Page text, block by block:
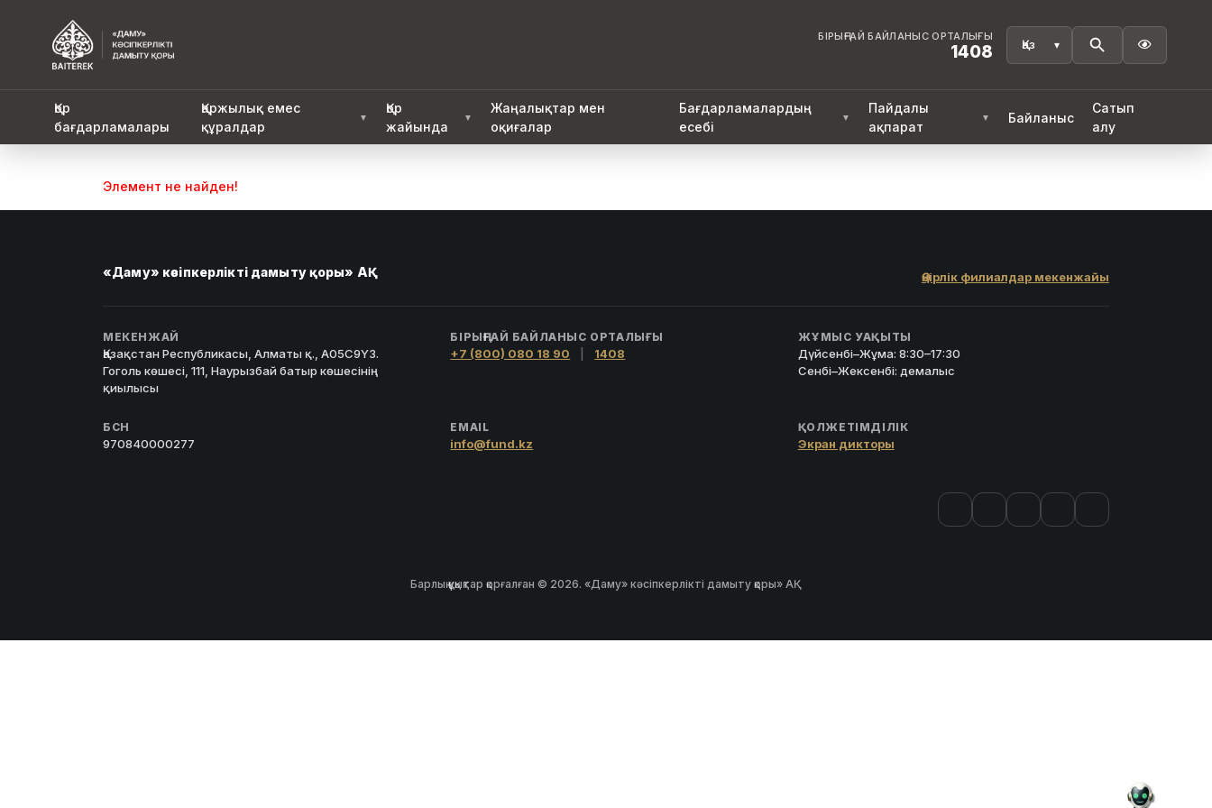
БІРЫҢҒАЙ БАЙЛАНЫС ОРТАЛЫҒЫ
1408 
Қор
бағдарламалары
Қаржылық емес
құралдар
▼
Қор
жайында
▼
Жаңалықтар мен
оқиғалар
Бағдарламалардың
есебі
▼
Пайдалы
ақпарат
▼ Байланыс
Сатып
алу
Элемент не найден!
«Даму» кәсіпкерлікті дамыту қоры» АҚ Өңірлік филиалдар мекенжайы
МЕКЕНЖАЙ
Қазақстан Республикасы, Алматы қ., A05C9Y3.
Гоголь көшесі, 111, Наурызбай батыр көшесінің
қиылысы
БІРЫҢҒАЙ БАЙЛАНЫС ОРТАЛЫҒЫ
+7 (800) 080 18 90 1408
ЖҰМЫС УАҚЫТЫ
Дүйсенбі–Жұма: 8:30–17:30
Сенбі–Жексенбі: демалыс
БСН
970840000277
EMAIL
info@fund.kz
ҚОЛЖЕТІМДІЛІК
Экран дикторы
Барлық құқықтар қорғалған © 2026. «Даму» кәсіпкерлікті дамыту қоры» АҚ